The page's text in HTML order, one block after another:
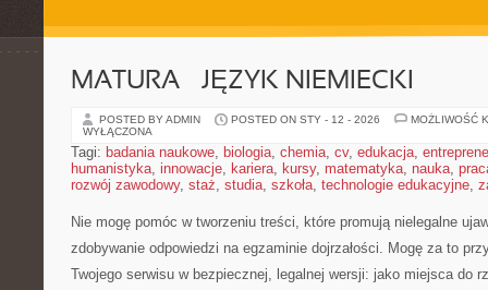
MATURA – JĘZYK NIEMIECKI
POSTED BY ADMIN POSTED ON STY - 12 - 2026
MOŻLIWOŚĆ
WYŁĄCZONA
Tagi: badania naukowe, biologia, chemia, cv, edukacja,
humanistyka, innowacje, kariera, kursy, matematyka, nauka,
rozwój zawodowy, staż, studia, szkoła, technologie edukacyjne,
Nie mogę pomóc w tworzeniu treści, które promują nielegalne
zdobywanie odpowiedzi na egzaminie dojrzałości. Mogę za to
Twojego serwisu w bezpiecznej, legalnej wersji: jako miejsca do